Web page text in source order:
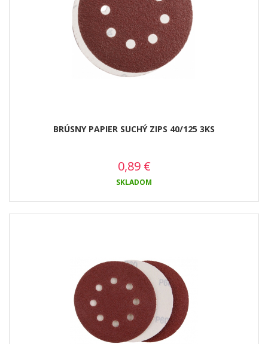
BRÚSNY PAPIER SUCHÝ ZIPS 40/125 3KS
0,89 €
SKLADOM